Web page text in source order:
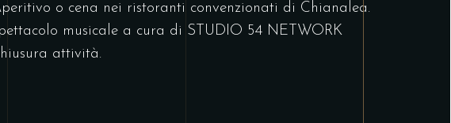
o cena nei ristoranti convenzionati di Chianalea.
musicale a cura di STUDIO 54 NETWORK
attività.